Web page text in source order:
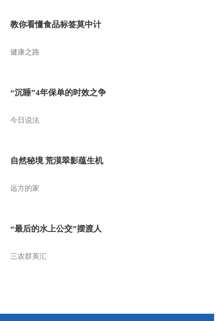
教你看懂食品标签莫中计
健康之路
“沉睡”4年保单的时效之争
今日说法
自然秘境 荒漠翠影蕴生机
远方的家
“最后的水上公交”摆渡人
三农群英汇